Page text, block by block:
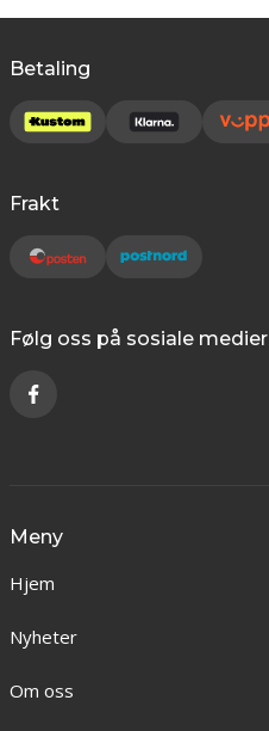
Betaling
Frakt
Følg oss på sosiale medier
Meny
Hjem
Nyheter
Om oss